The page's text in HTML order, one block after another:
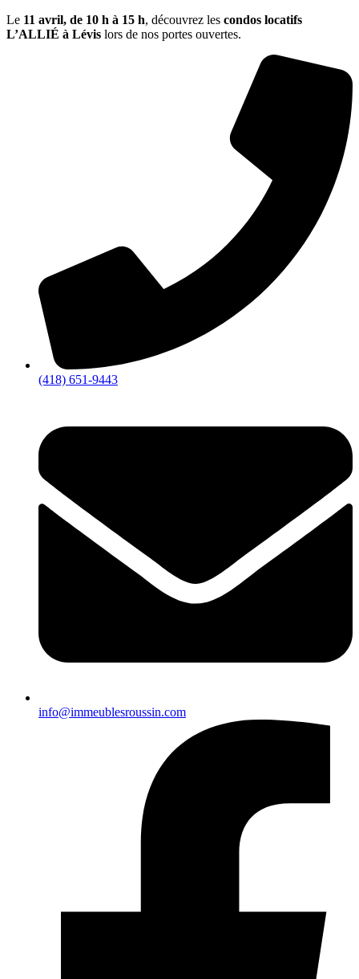
Le 11 avril, de 10 h à 15 h, découvrez les condos locatifs
L’ALLIÉ à Lévis lors de nos portes ouvertes.
(418) 651-9443
info@immeublesroussin.com